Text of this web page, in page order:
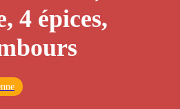
4 épices,